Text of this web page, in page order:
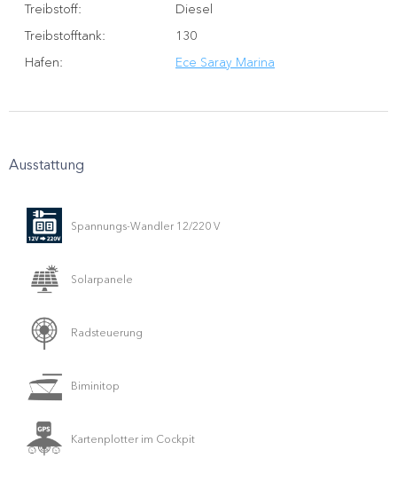
Treibstoff:
Diesel
Treibstofftank:
130
Hafen: Ece Saray Marina
Ausstattung
Spannungs-Wandler 12/220 V
Solarpanele
Radsteuerung
Biminitop
Kartenplotter im Cockpit